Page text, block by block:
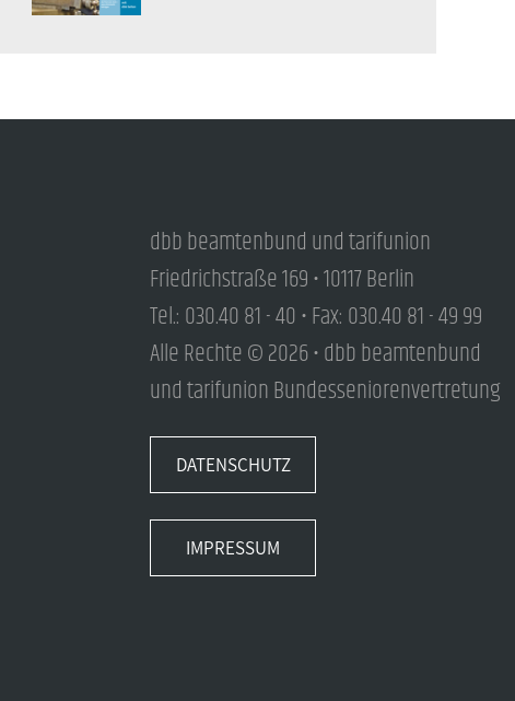
dbb beamtenbund und tarifunion
Friedrichstraße 169 • 10117 Berlin
Tel.: 030.40 81 - 40 • Fax: 030.40 81 - 49 99
Alle Rechte © 2026 • dbb beamtenbund
und tarifunion Bundesseniorenvertretung
DATENSCHUTZ
IMPRESSUM